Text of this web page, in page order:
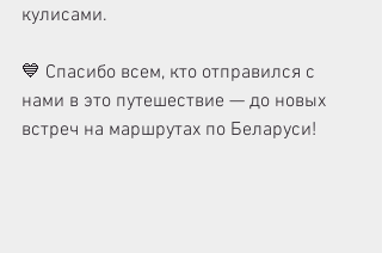
кулисами.
💙 Спасибо всем, кто отправился с
нами в это путешествие — до новых
встреч на маршрутах по Беларуси!